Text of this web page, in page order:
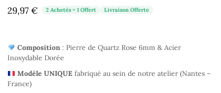
29,97 € 2 Achetés = 1 Offert Livraison Offerte
Composition: Pierre de Quartz Rose 6mm & Acier
Inoxydable Dorée
Modèle UNIQUE fabriqué au sein de notre atelier (Nantes –
France)